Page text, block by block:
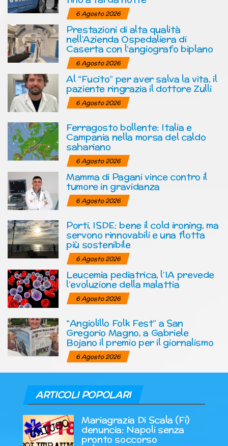
6 Agosto 2026
Prestazioni di alta qualità
nell’Azienda Ospedaliera di
Caserta con l’angiografo biplano
6 Agosto 2026
Al “Fucito” per aver salva la vita, il
paziente ringrazia il dottore Zulli
6 Agosto 2026
Ferragosto bollente: Italia e
Campania nella morsa del caldo
sahariano
6 Agosto 2026
Mamma di Pagani vince contro il
tumore in gravidanza
6 Agosto 2026
Porti, ISDE: bene il cold ironing, ma
servono rinnovabili e una flotta
più sostenibile
6 Agosto 2026
Leucemia pediatrica, l’IA prevede
l’evoluzione della malattia
6 Agosto 2026
“Angiolillo Folk Fest” a San
Gregorio Magno, a Gabriele
Bojano il premio per il giornalismo
6 Agosto 2026
ARTICOLI POPOLARI
Mariagrazia Di Scala (Fi)
denuncia: Napoli senza
pronto soccorso